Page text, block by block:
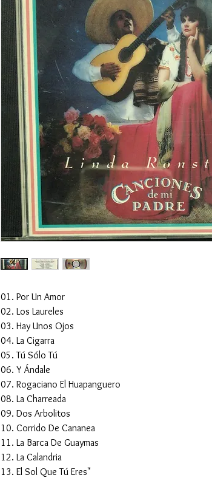
01. Por Un Amor
02. Los Laureles
03. Hay Unos Ojos
04. La Cigarra
05. Tú Sólo Tú
06. Y Ándale
07. Rogaciano El Huapanguero
08. La Charreada
09. Dos Arbolitos
10. Corrido De Cananea
11. La Barca De Guaymas
12. La Calandria
13. El Sol Que Tú Eres"